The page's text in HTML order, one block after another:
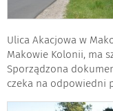
Ulica Akacjowa w
Makowie Kolonii, ma
Sporządzona
czeka na odpowiedni